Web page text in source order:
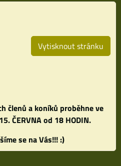
Vytisknout stránku
členů a koníků proběhne ve
ČERVNA od 18 HODIN.
se na Vás!!! :)